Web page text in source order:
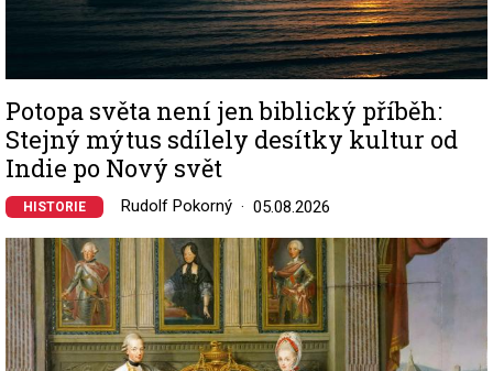
Potopa světa není jen biblický příběh:
Stejný mýtus sdílely desítky kultur od
Indie po Nový svět
HISTORIE Rudolf Pokorný 05.08.2026
Image